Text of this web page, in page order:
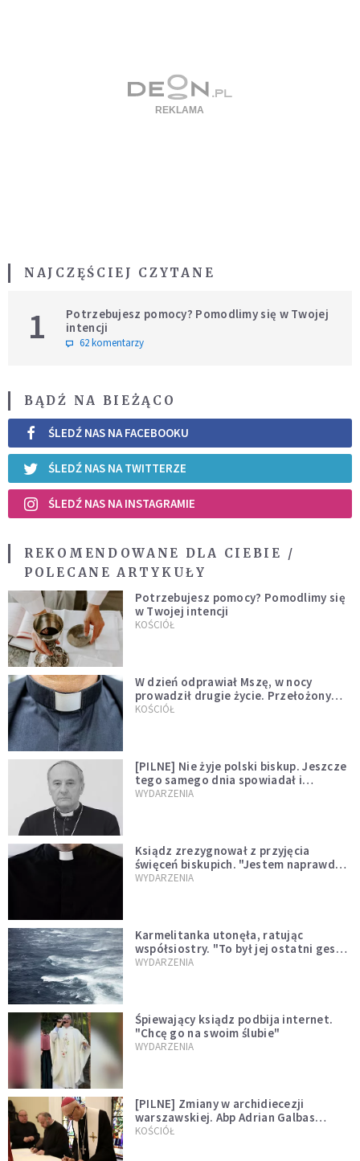
NAJCZĘŚCIEJ CZYTANE
1
Potrzebujesz pomocy? Pomodlimy się w Twojej
intencji
62 komentarzy
BĄDŹ NA BIEŻĄCO
ŚLEDŹ NAS NA FACEBOOKU
ŚLEDŹ NAS NA TWITTERZE
ŚLEDŹ NAS NA INSTAGRAMIE
REKOMENDOWANE DLA CIEBIE /
POLECANE ARTYKUŁY
Potrzebujesz pomocy? Pomodlimy się
w Twojej intencji
KOŚCIÓŁ
W dzień odprawiał Mszę, w nocy
prowadził drugie życie. Przełożony
kazał mu opuścić zakon
KOŚCIÓŁ
[PILNE] Nie żyje polski biskup. Jeszcze
tego samego dnia spowiadał i
sprawował Mszę świętą
WYDARZENIA
Ksiądz zrezygnował z przyjęcia
święceń biskupich. "Jestem naprawdę
niegodny"
WYDARZENIA
Karmelitanka utonęła, ratując
współsiostry. "To był jej ostatni gest
miłości"
WYDARZENIA
Śpiewający ksiądz podbija internet.
"Chcę go na swoim ślubie"
WYDARZENIA
[PILNE] Zmiany w archidiecezji
warszawskiej. Abp Adrian Galbas
wręczył dekrety nowym proboszczom
KOŚCIÓŁ